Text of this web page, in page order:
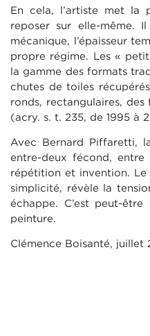
En cela, l’artiste met la
reposer sur elle-même.
mécanique, l’épaisseur
propre régime. Les «
la gamme des formats
chutes de toiles
ronds, rectangulaires,
(acry. s. t. 235, de 1995 à
Avec Bernard Piffaretti,
entre-deux fécond, entre
répétition et invention. Le
simplicité, révèle la
échappe. C’est peut-
peinture.
Clémence Boisanté, juillet